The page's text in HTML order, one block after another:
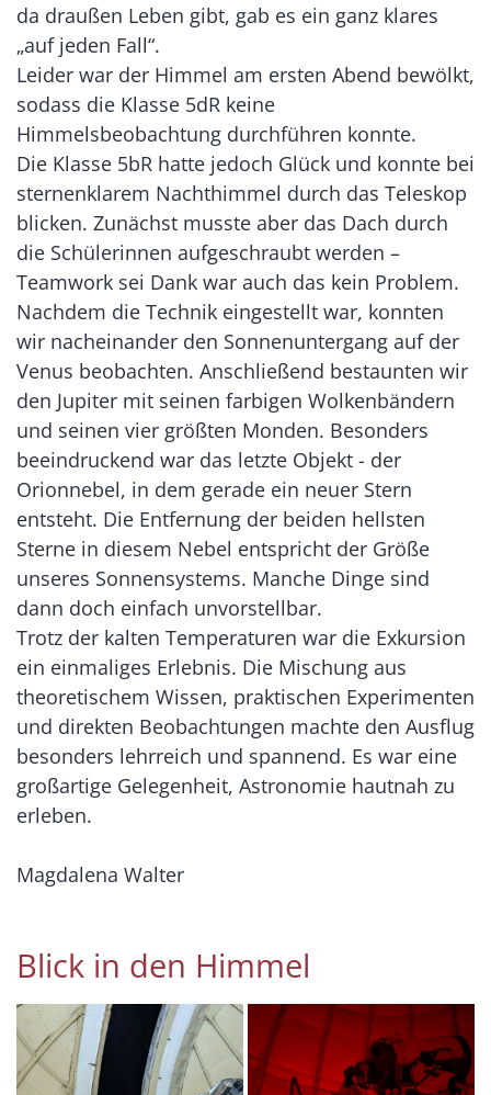
da draußen Leben gibt, gab es ein ganz klares
„auf jeden Fall“.
Leider war der Himmel am ersten Abend bewölkt,
sodass die Klasse 5dR keine
Himmelsbeobachtung durchführen konnte.
Die Klasse 5bR hatte jedoch Glück und konnte bei
sternenklarem Nachthimmel durch das Teleskop
blicken. Zunächst musste aber das Dach durch
die Schülerinnen aufgeschraubt werden –
Teamwork sei Dank war auch das kein Problem.
Nachdem die Technik eingestellt war, konnten
wir nacheinander den Sonnenuntergang auf der
Venus beobachten. Anschließend bestaunten wir
den Jupiter mit seinen farbigen Wolkenbändern
und seinen vier größten Monden. Besonders
beeindruckend war das letzte Objekt - der
Orionnebel, in dem gerade ein neuer Stern
entsteht. Die Entfernung der beiden hellsten
Sterne in diesem Nebel entspricht der Größe
unseres Sonnensystems. Manche Dinge sind
dann doch einfach unvorstellbar.
Trotz der kalten Temperaturen war die Exkursion
ein einmaliges Erlebnis. Die Mischung aus
theoretischem Wissen, praktischen Experimenten
und direkten Beobachtungen machte den Ausflug
besonders lehrreich und spannend. Es war eine
großartige Gelegenheit, Astronomie hautnah zu
erleben.
Magdalena Walter
Blick in den Himmel